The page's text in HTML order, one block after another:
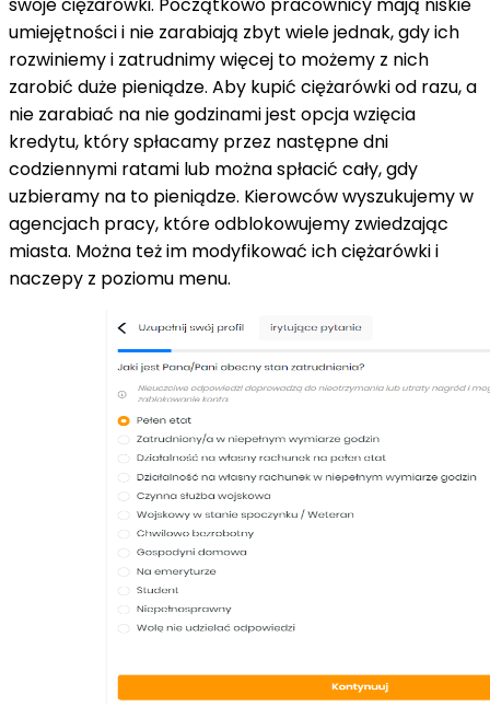
umiejętności i nie zarabiają zbyt wiele jednak, gdy ich
rozwiniemy i zatrudnimy więcej to możemy z nich
zarobić duże pieniądze. Aby kupić ciężarówki od razu, a
nie zarabiać na nie godzinami jest opcja wzięcia
kredytu, który spłacamy przez następne dni
codziennymi ratami lub można spłacić cały, gdy
uzbieramy na to pieniądze. Kierowców wyszukujemy w
agencjach pracy, które odblokowujemy zwiedzając
miasta. Można też im modyfikować ich ciężarówki i
naczepy z poziomu menu.